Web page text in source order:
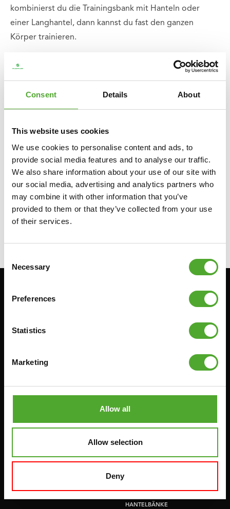
Consent Details About
This website uses cookies
We use cookies to personalise content and ads, to
provide social media features and to analyse our traffic.
We also share information about your use of our site with
our social media, advertising and analytics partners who
may combine it with other information that you’ve
provided to them or that they’ve collected from your use
of their services.
Selection
Necessary
Preferences
Statistics
Marketing
Allow all
Allow selection
Deny
kombinierst du die Trainingsbank mit Hanteln oder
einer Langhantel, dann kannst du fast den ganzen
Körper trainieren.
Was sind die Vorteile einer Flachbank?
Eine Fitnessbank ist ein Allrounder und im Fitnessstudio
besonders beliebt. Eine Flachbank für den
Heimgebrauch ist also ideal; du musst nie auf deine
Fitnessbänke sind in der Höhe oder Position verstellbar.
Diese haben den Vorteil, dass du den Schwerpunkt auf
bestimmte Muskeln legen kannst, indem du den
Trainingswinkel anpasst. Wenn du dich speziell für eine
Hantelbank entscheidest, dann hat diese ein
eingebautes Rack für das Aufhängen von Hantelstangen
Bleiben Sie informiert: Melden Sie sich für unseren
HEIMTRAINERS
LEVERAGE GYMS
FLACHE BÄNKE
KRAFSTATIONEN
SMITH-MASCHINEN
ÜBUNGSBÄNKE
HANTELBÄNKE